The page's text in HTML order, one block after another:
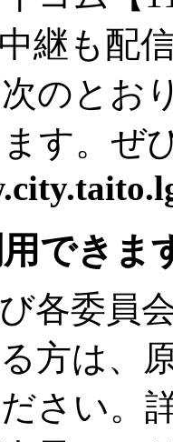
継も配
のとお
す。ぜ
できま
各委員
方は、
さい。